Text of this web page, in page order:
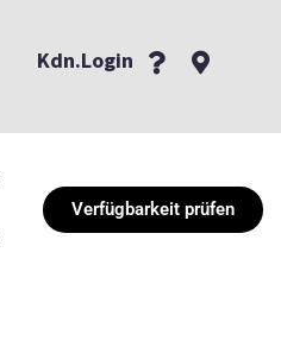
Kdn.Login
Verfügbarkeit prüfen